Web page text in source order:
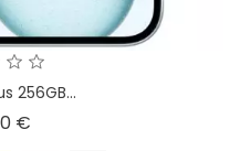
256GB...
€Precio